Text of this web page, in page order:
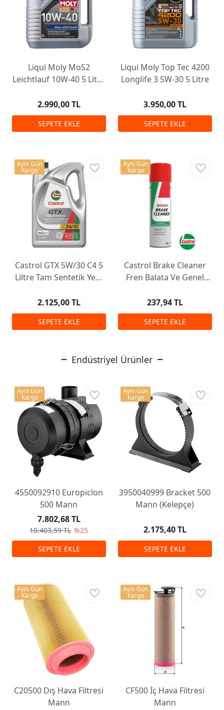
Liqui Moly MoS2
Leichtlauf 10W-40 5 Litre
2.990,00 TL
Liqui Moly Top Tec 4200
Longlife 3 5W-30 5 Litre
3.950,00 TL
Castrol GTX 5W/30 C4 5
Liltre Tam Sentetik Yeni
2.125,00 TL
Aynı Gün
Kargo
Castrol Brake Cleaner
Fren Balata Ve Genel
237,94 TL
Aynı Gün
Kargo
Endüstriyel Ürünler
4550092910 Europiclon
500 Mann
10.403,59 TL %25
7.802,68 TL
Aynı Gün
Kargo
3950040999 Bracket 500
Mann (Kelepçe)
2.175,40 TL
Aynı Gün
Kargo
C20500 Dış Hava Filtresi
Mann
Aynı Gün
Kargo
CF500 İç Hava Filtresi
Mann
Aynı Gün
Kargo